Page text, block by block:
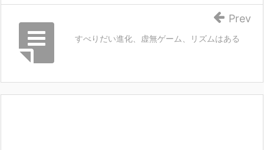
すべりだい進化、虚無ゲーム、リズムはある
Prev